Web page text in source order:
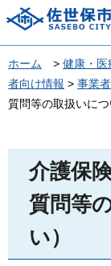
佐世保市
ホーム > 健康・医
者向け情報 > 事業
質問等の取扱いにつ
介護保
質問等
い）